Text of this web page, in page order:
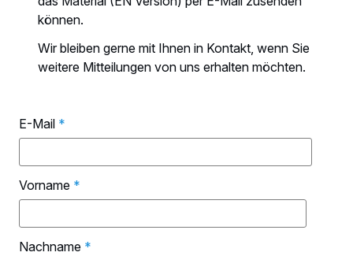
können.
Wir bleiben gerne mit Ihnen in Kontakt, wenn Sie
weitere Mitteilungen von uns erhalten möchten.
E-Mail *
Vorname *
Nachname *